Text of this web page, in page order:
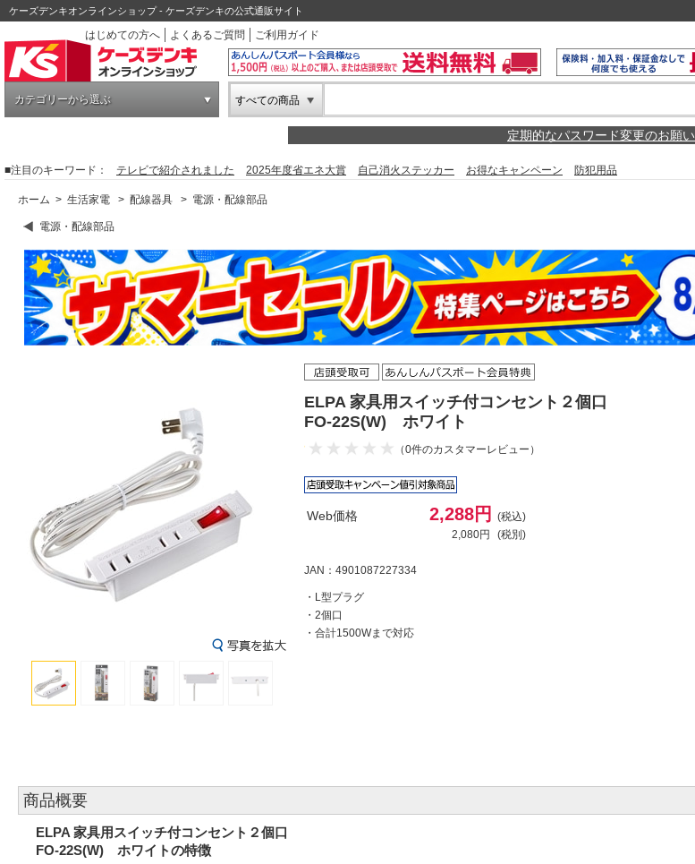
ケーズデンキオンラインショップ - ケーズデンキの公式通販サイト
はじめての方へ
よくあるご質問 ご利用ガイド
カテゴリーから選ぶ すべての商品
定期的なパスワード変更のお願い
■注目のキーワード： テレビで紹介されました 2025年度省エネ大賞 自己消火ステッカー お得なキャンペーン 防犯用品
ホーム > 生活家電 > 配線器具 > 電源・配線部品
電源・配線部品
ELPA 家具用スイッチ付コンセント２個口
FO-22S(W) ホワイト
（0件のカスタマーレビュー）
Web価格 2,288円
(税込)
2,080円
(税別)
JAN：4901087227334
・L型プラグ
・2個口
・合計1500Wまで対応
商品概要
ELPA 家具用スイッチ付コンセント２個口
FO-22S(W) ホワイトの特徴